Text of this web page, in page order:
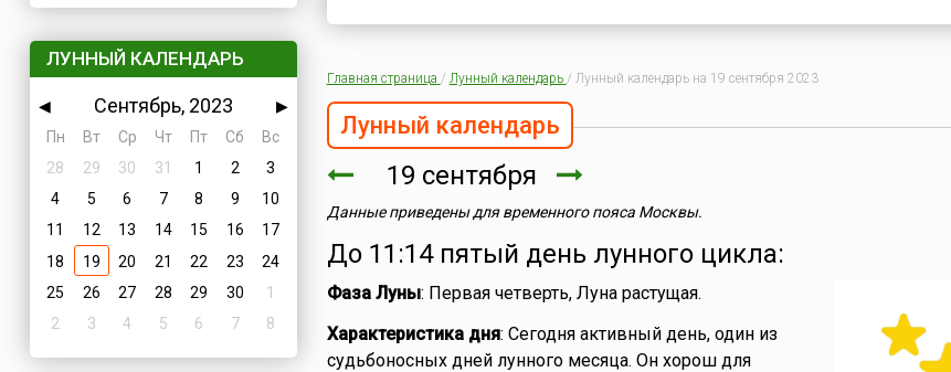
ЛУННЫЙ КАЛЕНДАРЬ
◀ Сентябрь, 2023
▶
Пн
Вт Ср Чт Пт Сб
Вс
28
29 30 31 1 2
3
4
5 6 7 8 9
10
11
12 13 14 15 16
17
18
19 20 21 22 23
24
25
26 27 28 29 30
1
2
3 4 5 6 7 8
Главная страница / Лунный календарь / Лунный календарь на 19 сентября 2023
Лунный календарь
19 сентября
Данные приведены для временного пояса Москвы.
До 11:14 пятый день лунного цикла:
Фаза Луны: Первая четверть, Луна растущая.
Характеристика дня: Сегодня активный день, один из
судьбоносных дней лунного месяца. Он хорош для